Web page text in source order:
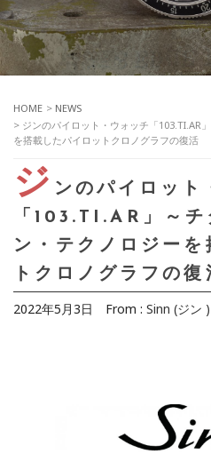
HOME > NEWS
> ジンのパイロット・ウォッチ「103.TI.AR
を搭載したパイロットクロノグラフの復活
ジ ンのパイロット
「103.TI.AR」～チ
ン・テクノロジーを
トクロノグラフの復
2022年5月3日 From : Sinn (ジン )